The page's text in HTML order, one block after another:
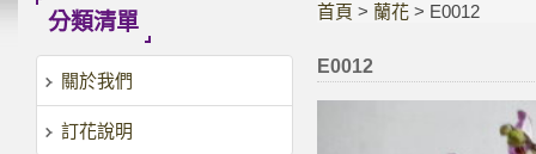
分類清單
關於我們
訂花說明
首頁 > 蘭花 > E0012
E0012